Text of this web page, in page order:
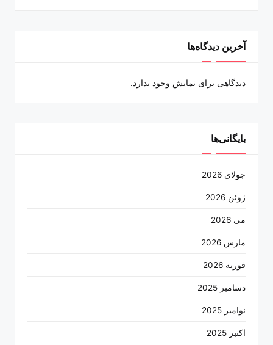
آخرین دیدگاه‌ها
دیدگاهی برای نمایش وجود ندارد.
بایگانی‌ها
جولای 2026
ژوئن 2026
می 2026
مارس 2026
فوریه 2026
دسامبر 2025
نوامبر 2025
اکتبر 2025